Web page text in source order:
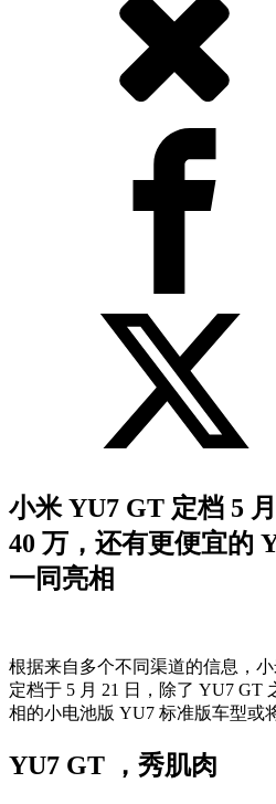
小米 YU7 GT 定档 5
40 万，还有更便宜的
一同亮相
根据来自多个不同渠道的信息，
定档于 5 月 21 日，除了 YU7 GT
相的小电池版 YU7 标准版车型或
YU7 GT ，秀肌肉